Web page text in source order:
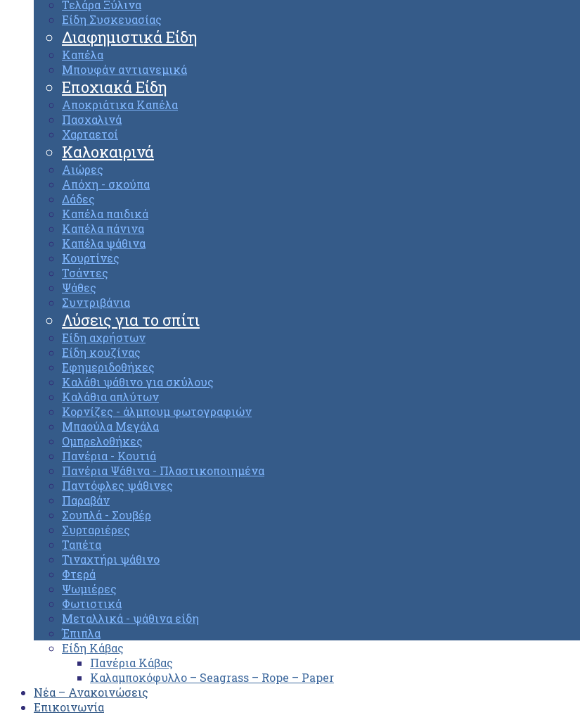
Τελάρα Ξύλινα
Είδη Συσκευασίας
Διαφημιστικά Είδη
Καπέλα
Μπουφάν αντιανεμικά
Εποχιακά Είδη
Αποκριάτικα Καπέλα
Πασχαλινά
Χαρταετοί
Καλοκαιρινά
Αιώρες
Απόχη - σκούπα
Δάδες
Καπέλα παιδικά
Καπέλα πάνινα
Καπέλα ψάθινα
Κουρτίνες
Τσάντες
Ψάθες
Συντριβάνια
Λύσεις για το σπίτι
Είδη αχρήστων
Είδη κουζίνας
Εφημεριδοθήκες
Καλάθι ψάθινο για σκύλους
Καλάθια απλύτων
Κορνίζες - άλμπουμ φωτογραφιών
Μπαούλα Μεγάλα
Ομπρελοθήκες
Πανέρια - Κουτιά
Πανέρια Ψάθινα - Πλαστικοποιημένα
Παντόφλες ψάθινες
Παραβάν
Σουπλά - Σουβέρ
Συρταριέρες
Ταπέτα
Τιναχτήρι ψάθινο
Φτερά
Ψωμιέρες
Φωτιστικά
Μεταλλικά - ψάθινα είδη
Έπιπλα
Είδη Κάβας
Πανέρια Κάβας
Καλαμποκόφυλλο – Seagrass – Rope – Paper
Νέα – Ανακοινώσεις
Επικοινωνία